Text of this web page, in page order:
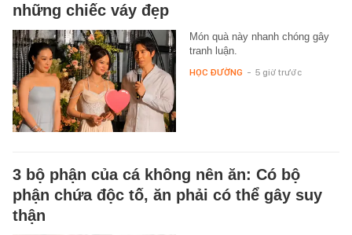
những chiếc váy đẹp
Món quà này nhanh chóng gây
tranh luận.
HỌC ĐƯỜNG - 5 giờ trước
3 bộ phận của cá không nên ăn: Có bộ
phận chứa độc tố, ăn phải có thể gây suy
thận